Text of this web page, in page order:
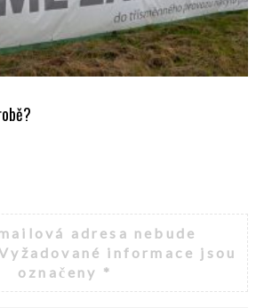
adresa nebude
informace jsou
označeny *